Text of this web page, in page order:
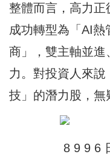
整體而言，高力正
成功轉型為「AI
商」，雙主軸並進
力。對投資人來
技」的潛力股，無